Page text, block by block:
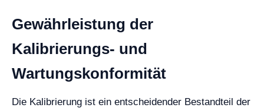
Gewährleistung der
Kalibrierungs- und
Wartungskonformität
Die Kalibrierung ist ein entscheidender Bestandteil der